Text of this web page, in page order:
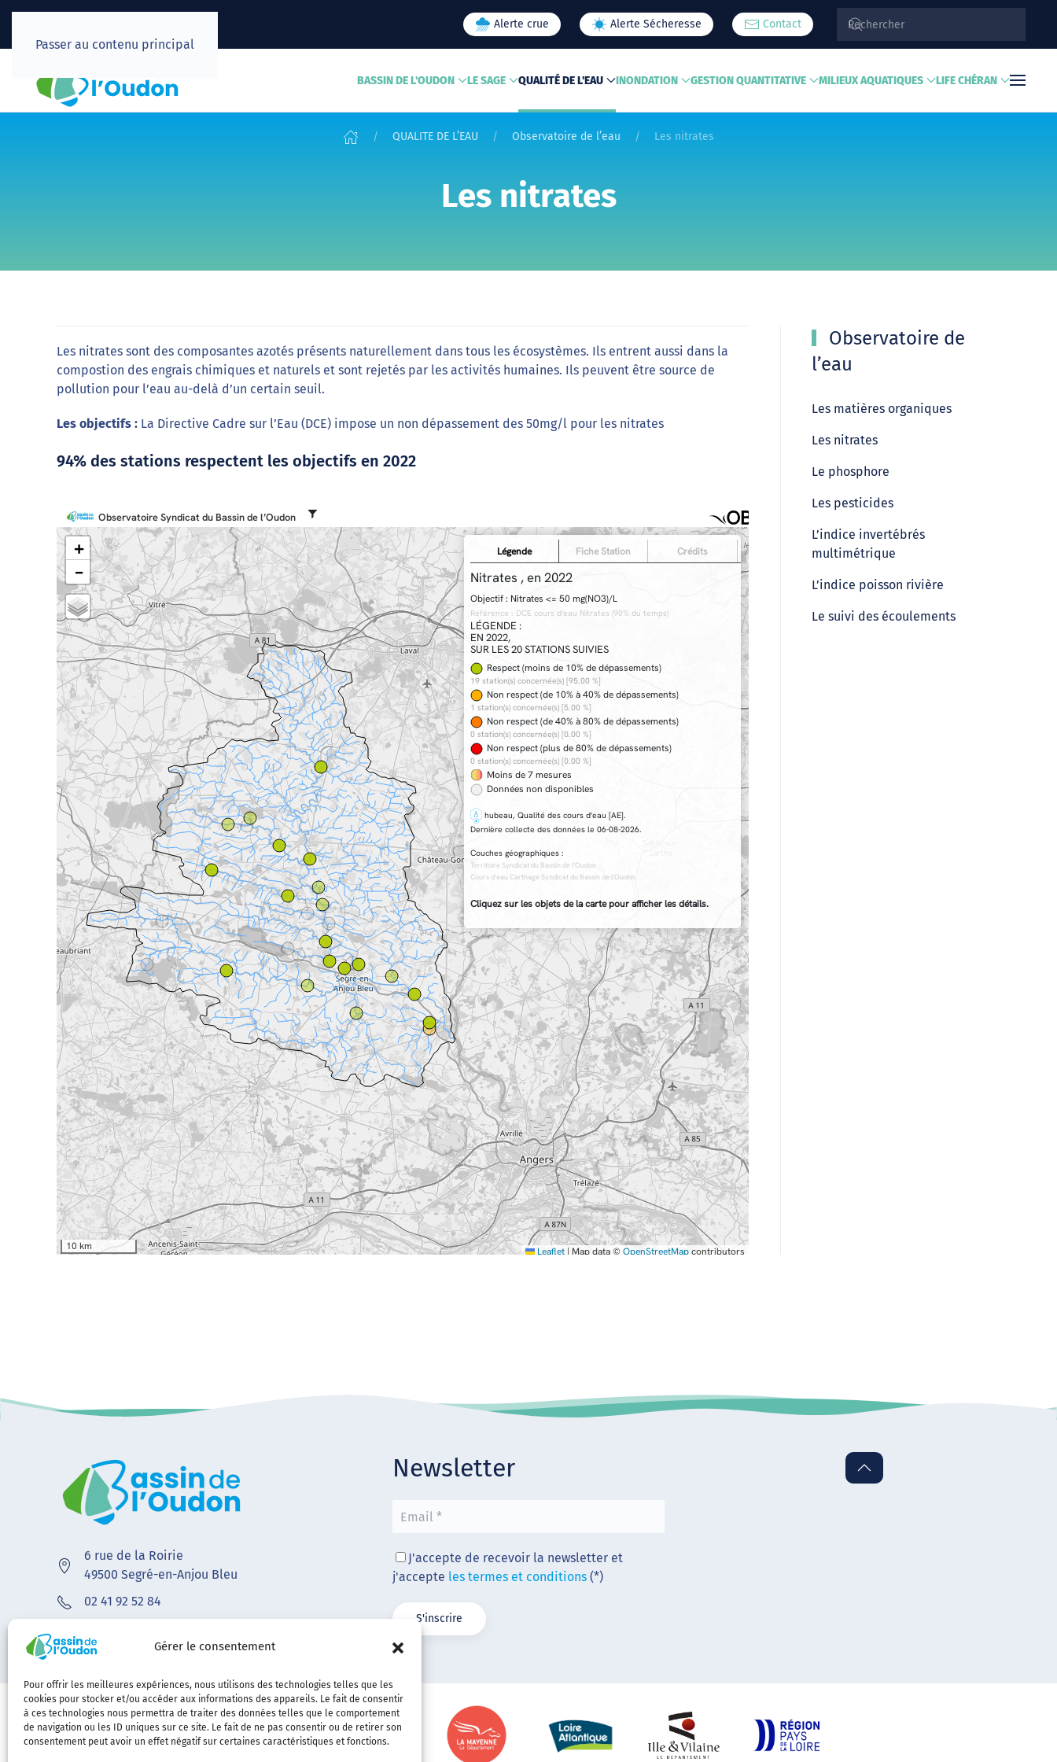
Gérer le consentement
Pour offrir les meilleures expériences, nous utilisons des technologies telles que les
cookies pour stocker et/ou accéder aux informations des appareils. Le fait de consentir
à ces technologies nous permettra de traiter des données telles que le comportement
de navigation ou les ID uniques sur ce site. Le fait de ne pas consentir ou de retirer son
consentement peut avoir un effet négatif sur certaines caractéristiques et fonctions.
Passer au contenu principal
Alerte crue Alerte Sécheresse Contact
BASSIN DE L'OUDON LE SAGE QUALITÉ DE L'EAU INONDATION GESTION QUANTITATIVE MILIEUX AQUATIQUES LIFE CHÉRAN
QUALITE DE L’EAU Observatoire de l’eau Les nitrates
Les nitrates
Les nitrates sont des composantes azotés présents naturellement dans tous les écosystèmes. Ils entrent aussi dans la
compostion des engrais chimiques et naturels et sont rejetés par les activités humaines. Ils peuvent être source de
pollution pour l’eau au-delà d’un certain seuil.
Les objectifs : La Directive Cadre sur l’Eau (DCE) impose un non dépassement des 50mg/l pour les nitrates
94% des stations respectent les objectifs en 2022
Observatoire de
l’eau
Les matières organiques
Les nitrates
Le phosphore
Les pesticides
L’indice invertébrés
multimétrique
L’indice poisson rivière
Le suivi des écoulements
6 rue de la Roirie
49500 Segré-en-Anjou Bleu
02 41 92 52 84
Newsletter
J'accepte de recevoir la newsletter et
j'accepte les termes et conditions(*)